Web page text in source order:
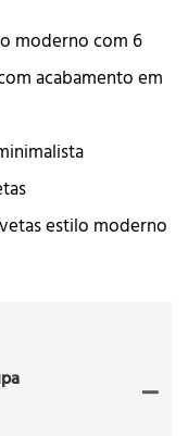
moderno com 6
acabamento em
estilo moderno